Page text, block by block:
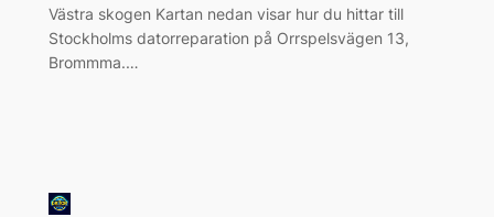
Västra skogen Kartan nedan visar hur du hittar till
Stockholms datorreparation på Orrspelsvägen 13,
Brommma.…